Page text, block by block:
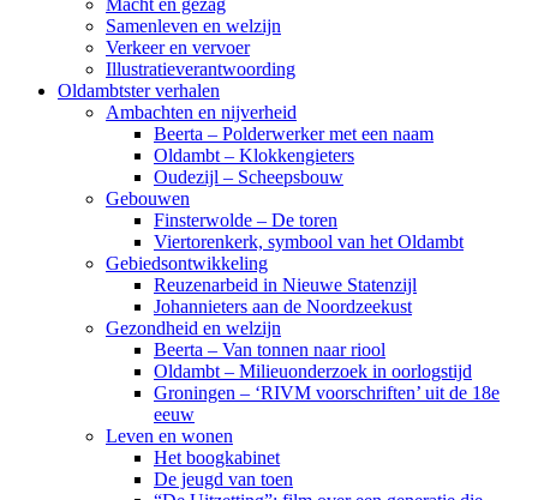
Macht en gezag
Samenleven en welzijn
Verkeer en vervoer
Illustratieverantwoording
Oldambtster verhalen
Ambachten en nijverheid
Beerta – Polderwerker met een naam
Oldambt – Klokkengieters
Oudezijl – Scheepsbouw
Gebouwen
Finsterwolde – De toren
Viertorenkerk, symbool van het Oldambt
Gebiedsontwikkeling
Reuzenarbeid in Nieuwe Statenzijl
Johannieters aan de Noordzeekust
Gezondheid en welzijn
Beerta – Van tonnen naar riool
Oldambt – Milieuonderzoek in oorlogstijd
Groningen – ‘RIVM voorschriften’ uit de 18e
eeuw
Leven en wonen
Het boogkabinet
De jeugd van toen